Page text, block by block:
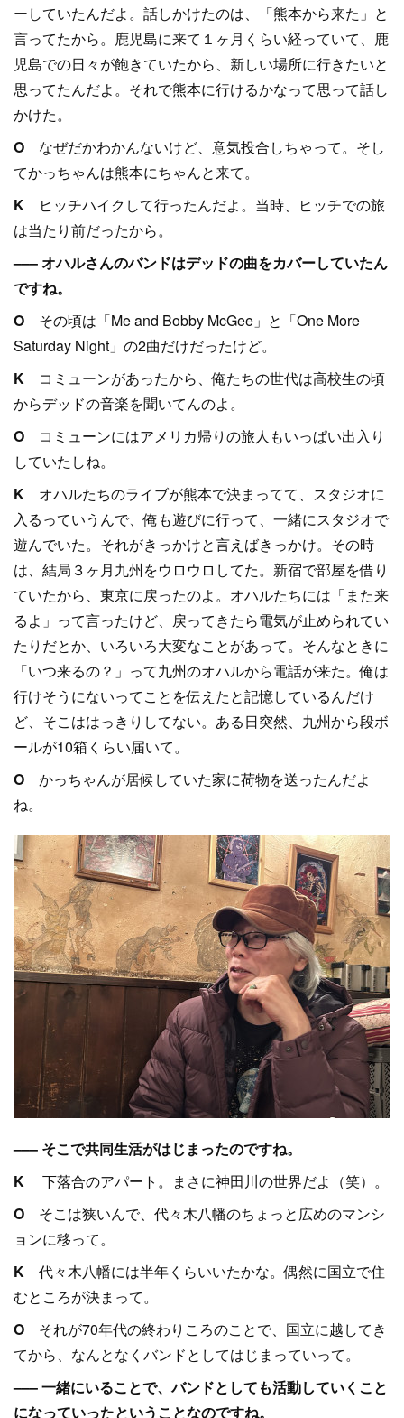
ーしていたんだよ。話しかけたのは、「熊本から来た」と
言ってたから。鹿児島に来て１ヶ月くらい経っていて、鹿
児島での日々が飽きていたから、新しい場所に行きたいと
思ってたんだよ。それで熊本に行けるかなって思って話し
かけた。
O なぜだかわかんないけど、意気投合しちゃって。そし
てかっちゃんは熊本にちゃんと来て。
K
ヒッチハイクして行ったんだよ。当時、ヒッチでの旅
は当たり前だったから。
––– オハルさんのバンドはデッドの曲をカバーしていたん
ですね。
O その頃は「Me and Bobby McGee」と「One More
Saturday Night」の2曲だけだったけど。
K コミューンがあったから、俺たちの世代は高校生の頃
からデッドの音楽を聞いてんのよ。
O コミューンにはアメリカ帰りの旅人もいっぱい出入り
していたしね。
K オハルたちのライブが熊本で決まってて、スタジオに
入るっていうんで、俺も遊びに行って、一緒にスタジオで
遊んでいた。それがきっかけと言えばきっかけ。その時
は、結局３ヶ月九州をウロウロしてた。新宿で部屋を借り
ていたから、東京に戻ったのよ。オハルたちには「また来
るよ」って言ったけど、戻ってきたら電気が止められてい
たりだとか、いろいろ大変なことがあって。そんなときに
「いつ来るの？」って九州のオハルから電話が来た。俺は
行けそうにないってことを伝えたと記憶しているんだけ
ど、そこははっきりしてない。ある日突然、九州から段ボ
ールが10箱くらい届いて。
O かっちゃんが居候していた家に荷物を送ったんだよ
ね。
––– そこで共同生活がはじまったのですね。
K 下落合のアパート。まさに神田川の世界だよ（笑）。
O そこは狭いんで、代々木八幡のちょっと広めのマンシ
ョンに移って。
K 代々木八幡には半年くらいいたかな。偶然に国立で住
むところが決まって。
O それが70年代の終わりころのことで、国立に越してき
てから、なんとなくバンドとしてはじまっていって。
––– 一緒にいることで、バンドとしても活動していくこと
になっていったということなのですね。